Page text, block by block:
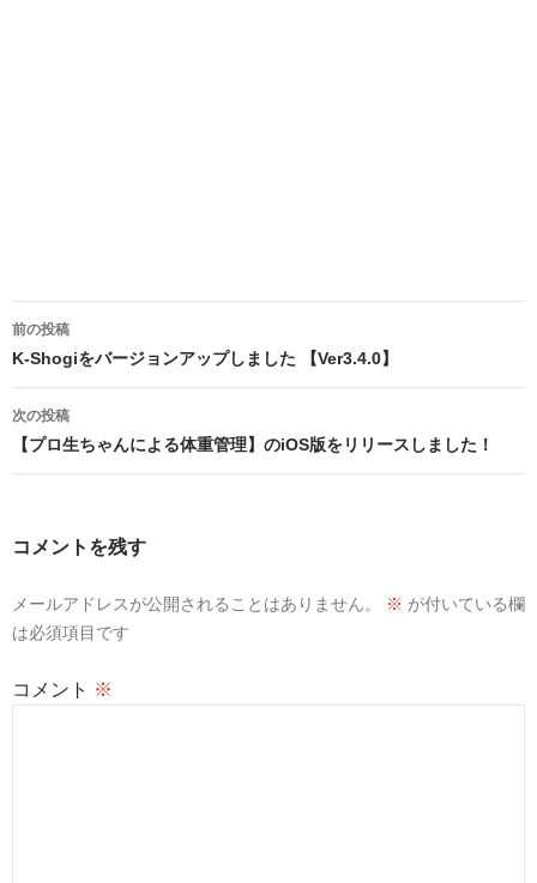
投
稿
ナ
ビ
ョ
前の投稿
K-Shogiをバージョンアップしました 【Ver3.4.0】
次の投稿
【プロ生ちゃんによる体重管理】のiOS版をリリースしました！
コメントを残す
メールアドレスが公開されることはありません。 ※ が付いている欄
は必須項目です
コメント ※